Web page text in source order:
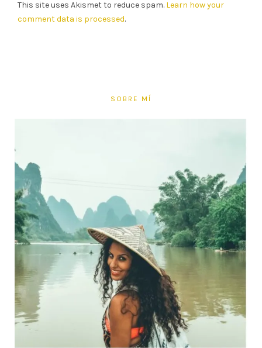
This site uses Akismet to reduce spam. Learn how your
comment data is processed.
SOBRE MÍ